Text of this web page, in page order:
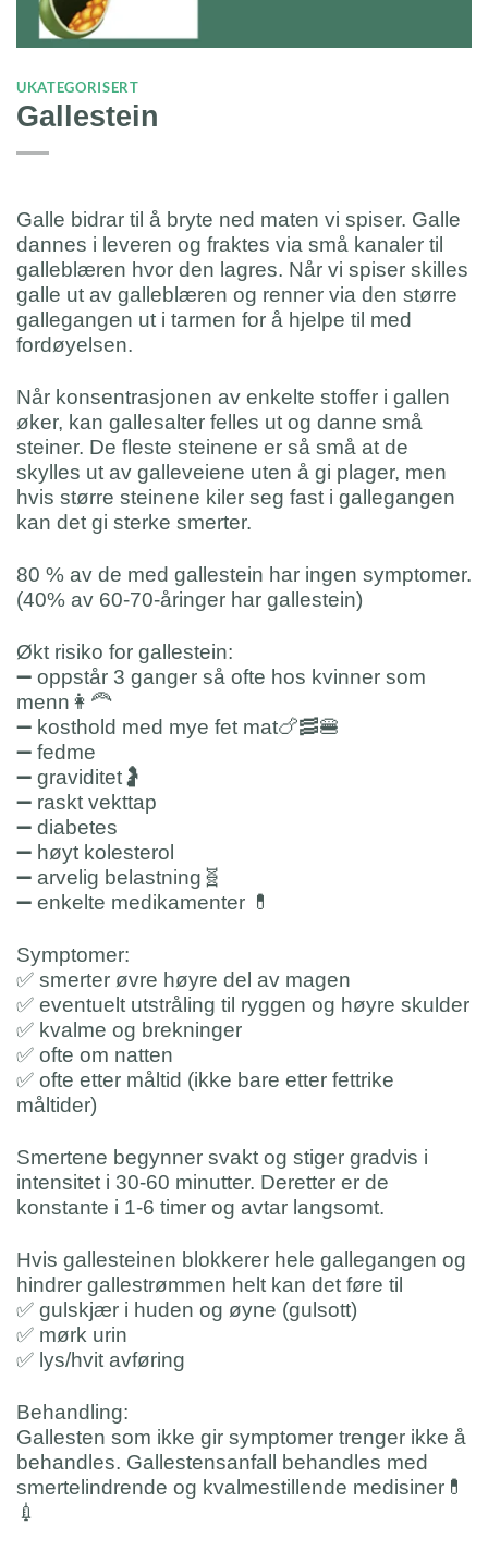
UKATEGORISERT
Gallestein
Galle bidrar til å bryte ned maten vi spiser. Galle
dannes i leveren og fraktes via små kanaler til
galleblæren hvor den lagres. Når vi spiser skilles
galle ut av galleblæren og renner via den større
gallegangen ut i tarmen for å hjelpe til med
fordøyelsen.
Når konsentrasjonen av enkelte stoffer i gallen
øker, kan gallesalter felles ut og danne små
steiner. De fleste steinene er så små at de
skylles ut av galleveiene uten å gi plager, men
hvis større steinene kiler seg fast i gallegangen
kan det gi sterke smerter.
80 % av de med gallestein har ingen symptomer.
(40% av 60-70-åringer har gallestein)
Økt risiko for gallestein:
➖ oppstår 3 ganger så ofte hos kvinner som
menn 👩‍🦰
➖ kosthold med mye fet mat🍗🥓🍔
➖ fedme
➖ graviditet🤰
➖ raskt vekttap
➖ diabetes
➖ høyt kolesterol
➖ arvelig belastning 🧬
➖ enkelte medikamenter 💊
Symptomer:
✅ smerter øvre høyre del av magen
✅ eventuelt utstråling til ryggen og høyre skulder
✅ kvalme og brekninger
✅ ofte om natten
✅ ofte etter måltid (ikke bare etter fettrike
måltider)
Smertene begynner svakt og stiger gradvis i
intensitet i 30-60 minutter. Deretter er de
konstante i 1-6 timer og avtar langsomt.
Hvis gallesteinen blokkerer hele gallegangen og
hindrer gallestrømmen helt kan det føre til
✅ gulskjær i huden og øyne (gulsott)
✅ mørk urin
✅ lys/hvit avføring
Behandling:
Gallesten som ikke gir symptomer trenger ikke å
behandles. Gallestensanfall behandles med
smertelindrende og kvalmestillende medisiner 💊
💉